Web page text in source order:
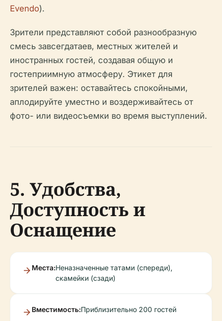
Evendo).
Зрители представляют собой разнообразную
смесь завсегдатаев, местных жителей и
иностранных гостей, создавая общую и
гостеприимную атмосферу. Этикет для
зрителей важен: оставайтесь спокойными,
аплодируйте уместно и воздерживайтесь от
фото- или видеосъемки во время выступлений.
5. Удобства,
Доступность и
Оснащение
Места:Неназначенные татами (спереди),
скамейки (сзади)
Вместимость:Приблизительно 200 гостей